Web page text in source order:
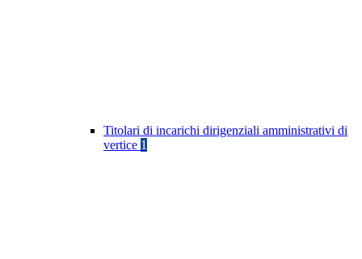
Titolari di incarichi dirigenziali amministrativi di
vertice 1